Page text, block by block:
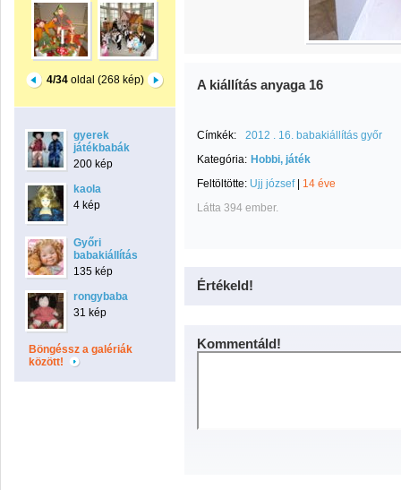
4/34oldal (268 kép)
gyerek
játékbabák
200 kép
kaola
4 kép
Győri
babakiállítás
135 kép
rongybaba
31 kép
Böngéssz a galériák
között!
A kiállítás anyaga 16
Címkék:
2012 . 16. babakiállítás győr
Kategória: Hobbi, játék
Feltöltötte: Ujj józsef| 14 éve
Látta 394 ember.
Értékeld!
Kommentáld!